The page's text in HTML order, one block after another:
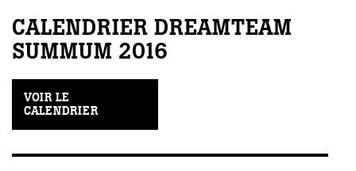
CALENDRIER DREAMTEAM
SUMMUM 2016
VOIR LE
CALENDRIER